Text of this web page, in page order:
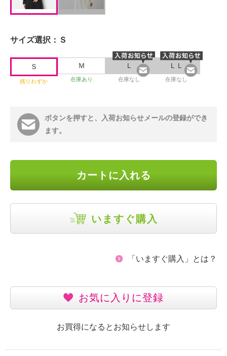
サイズ選択： Ｓ
Ｓ
残りわずか
Ｍ
在庫あり
Ｌ
在庫なし
ＬＬ
在庫なし
ボタンを押すと、入荷お知らせメールの登録ができ
ます。
カートに入れる
いますぐ購入
「いますぐ購入」とは？
お気に入りに登録
お買得になるとお知らせします